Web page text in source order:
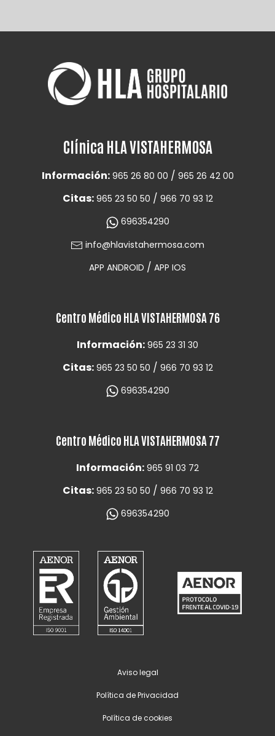
Clínica HLA VISTAHERMOSA
Información: 965 26 80 00 / 965 26 42 00
Citas: 965 23 50 50 / 966 70 93 12
696354290
info@hlavistahermosa.com
APP ANDROID / APP IOS
Centro Médico HLA VISTAHERMOSA 76
Información: 965 23 31 30
Citas: 965 23 50 50 / 966 70 93 12
696354290
Centro Médico HLA VISTAHERMOSA 77
Información: 965 91 03 72
Citas: 965 23 50 50 / 966 70 93 12
696354290
Aviso legal
Política de Privacidad
Política de cookies